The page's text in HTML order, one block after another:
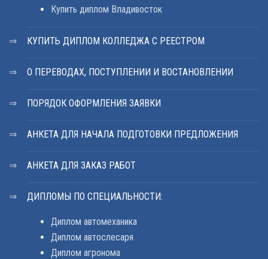
Купить диплом Владивосток
КУПИТЬ ДИПЛОМ КОЛЛЕДЖА С РЕЕСТРОМ
О ПЕРЕВОДАХ, ПОСТУПЛЕНИИ И ВОСТАНОВЛЕНИИ
ПОРЯДОК ОФОРМЛЕНИЯ ЗАЯВКИ
АНКЕТА ДЛЯ НАЧАЛА ПОДГОТОВКИ ПРЕДЛОЖЕНИЯ
АНКЕТА ДЛЯ ЗАКАЗ РАБОТ
ДИПЛОМЫ ПО СПЕЦИАЛЬНОСТИ:
Диплом автомеханика
Диплом автослесаря
Диплом агронома